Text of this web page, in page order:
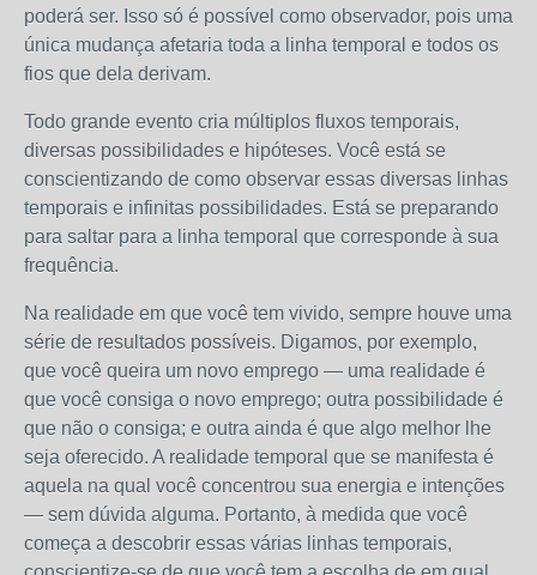
poderá ser. Isso só é possível como observador, pois uma
única mudança afetaria toda a linha temporal e todos os
fios que dela derivam.
Todo grande evento cria múltiplos fluxos temporais,
diversas possibilidades e hipóteses. Você está se
conscientizando de como observar essas diversas linhas
temporais e infinitas possibilidades. Está se preparando
para saltar para a linha temporal que corresponde à sua
frequência.
Na realidade em que você tem vivido, sempre houve uma
série de resultados possíveis. Digamos, por exemplo,
que você queira um novo emprego — uma realidade é
que você consiga o novo emprego; outra possibilidade é
que não o consiga; e outra ainda é que algo melhor lhe
seja oferecido. A realidade temporal que se manifesta é
aquela na qual você concentrou sua energia e intenções
— sem dúvida alguma. Portanto, à medida que você
começa a descobrir essas várias linhas temporais,